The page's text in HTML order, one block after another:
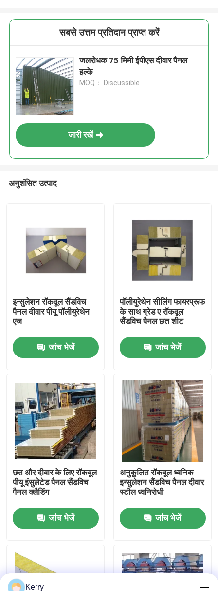
घर
उत्पादों
कारखाना भ्रमण
गुणवत्ता नियंत्रण
एक उद्धरण का अनुरोध करें
इस्पात संरचना भवन
इस्पात संरचना गोदाम
इस्पात संरचना कार्यशाला
सबसे उत्तम प्रतिदान प्राप्त करें
जलरोधक 75 मिमी ईपीएस दीवार पैनल
हल्के
MOQ： Discussible
जारी रखें
अनुशंसित उत्पाद
इन्सुलेशन रॉकवूल सैंडविच
पैनल दीवार पीयू पॉलीयुरेथेन
एज
जांच भेजें
पॉलीयुरेथेन सीलिंग फायरप्रूफ
के साथ ग्रेड ए रॉकवूल
सैंडविच पैनल छत शीट
जांच भेजें
छत और दीवार के लिए रॉकवूल
पीयू इंसुलेटेड पैनल सैंडविच
पैनल क्लैडिंग
जांच भेजें
अनुकूलित रॉकवूल ध्वनिक
इन्सुलेशन सैंडविच पैनल दीवार
स्टील ध्वनिरोधी
जांच भेजें
Kerry